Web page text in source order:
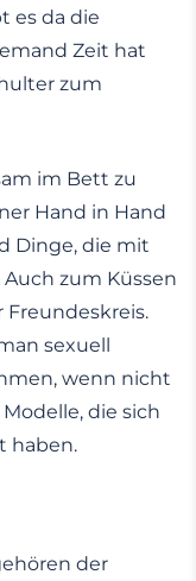
es da die
Zeit hat
zum
im Bett zu
Hand in Hand
Dinge, die mit
zum Küssen
Freundeskreis.
sexuell
wenn nicht
die sich
haben.
der